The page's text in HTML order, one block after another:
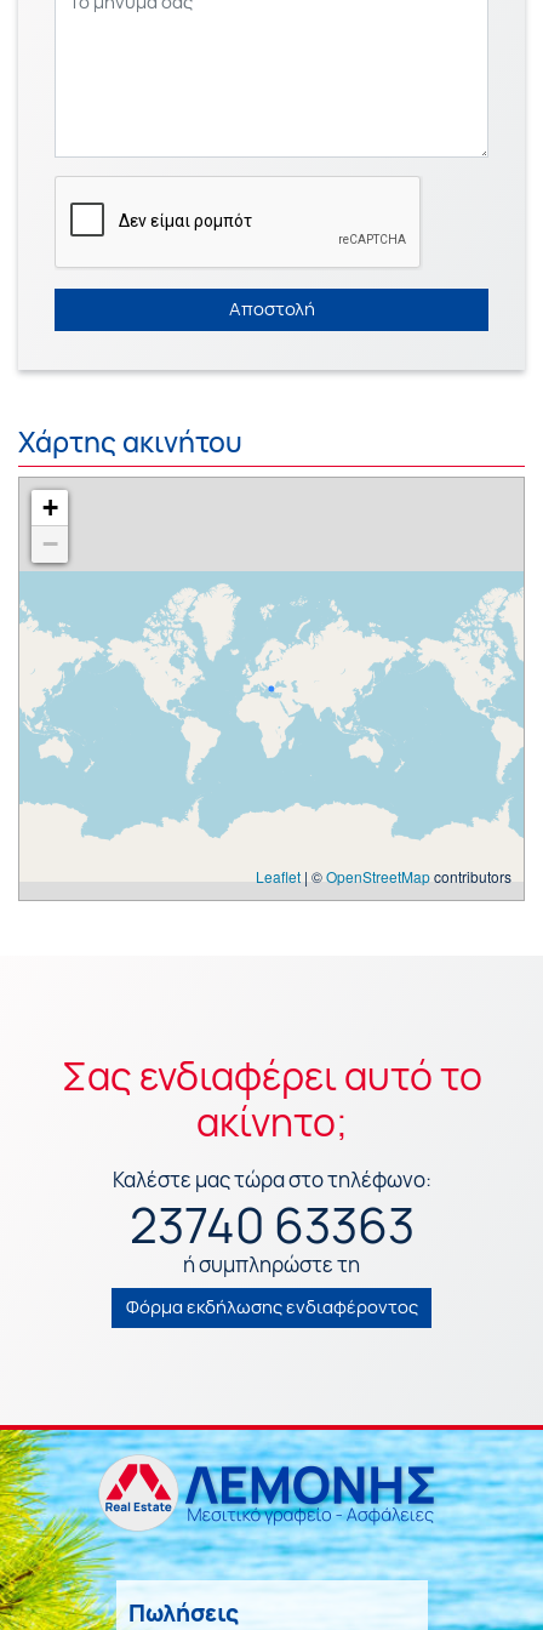
Αποστολή
Χάρτης ακινήτου
+
−
Leaflet | ©OpenStreetMapcontributors
Σας ενδιαφέρει αυτό το
ακίνητο;
Καλέστε μας τώρα στο τηλέφωνο:
23740 63363
ή συμπληρώστε τη
Φόρμα εκδήλωσης ενδιαφέροντος
Πωλήσεις